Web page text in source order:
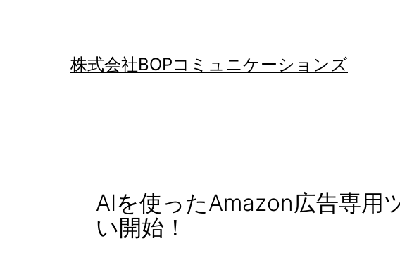
株式会社BOPコミュニケーションズ
AIを使ったAmazon広告専用
い開始！